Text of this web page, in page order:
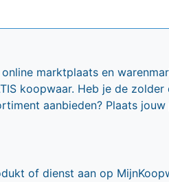
marktplaats en
koopwaar. Heb je de
aanbieden? Plaats
of dienst aan op